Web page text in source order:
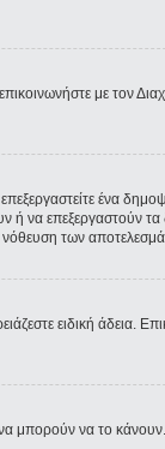
με τον
ένα
ή να επεξεργαστούν
νόθευση των
ειδική άδεια.
μπορούν να το